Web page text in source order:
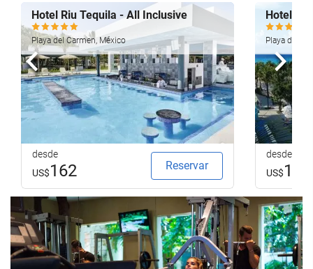
Hotel Riu Tequila - All Inclusive
Playa del Carmen, México
desde
US$162 Reservar
Hotel
Playa del
desde
US$196
Anterior